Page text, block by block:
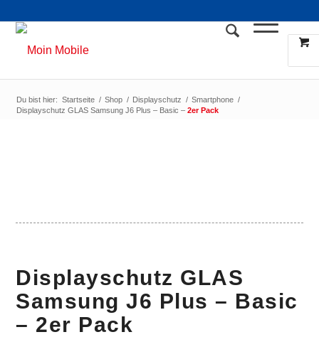
Du bist hier: Startseite / Shop / Displayschutz / Smartphone /
Displayschutz GLAS Samsung J6 Plus – Basic –2er Pack
Displayschutz GLAS
Samsung J6 Plus – Basic
– 2er Pack